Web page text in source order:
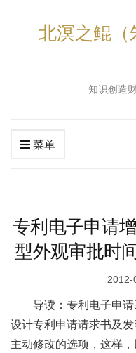
北溟之鲲（
知识创造
菜单
专利电子申请
型外观审批时
2012-
导读：专利电子申
设计专利申请请求书及
主动修改的选项，这样